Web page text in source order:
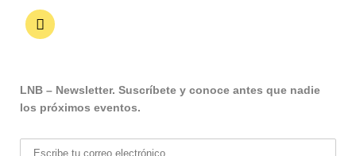
LNB – Newsletter. Suscríbete y conoce antes que nadie
los próximos eventos.